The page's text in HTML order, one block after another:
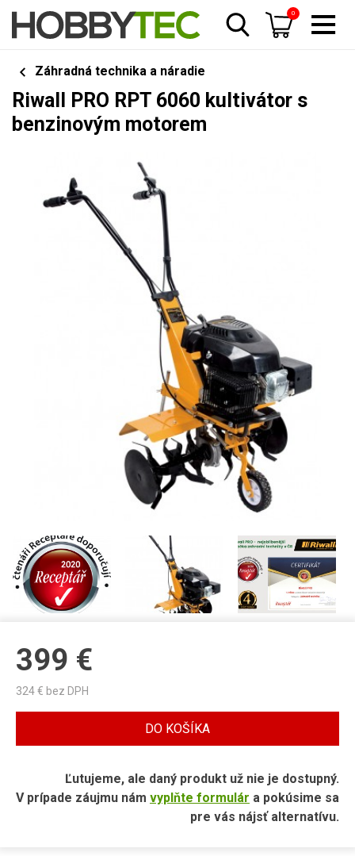
0
Záhradná technika a náradie
Riwall PRO RPT 6060 kultivátor s
benzinovým motorem
399 €
324€ bez DPH
DO KOŠÍKA
Ľutujeme, ale daný produkt už nie je dostupný.
V prípade záujmu nám vyplňte formulár a pokúsime sa
pre vás nájsť alternatívu.